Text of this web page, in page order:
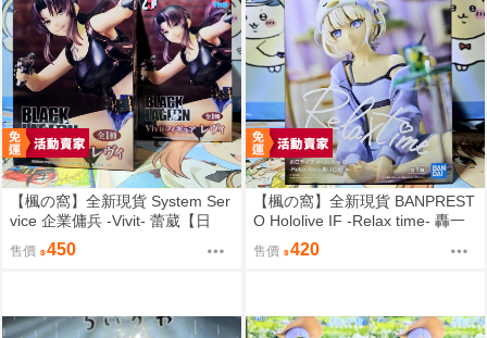
【楓の窩】全新現貨 System Ser
vice 企業傭兵 -Vivit- 蕾葳【日
售價 450
【楓の窩】全新現貨 BANPREST
O Hololive IF -Relax time- 轟一
【日版】
售價 420